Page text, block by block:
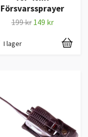
Försvarssprayer
199 kr 149 kr
I lager